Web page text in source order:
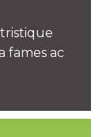
fames ac